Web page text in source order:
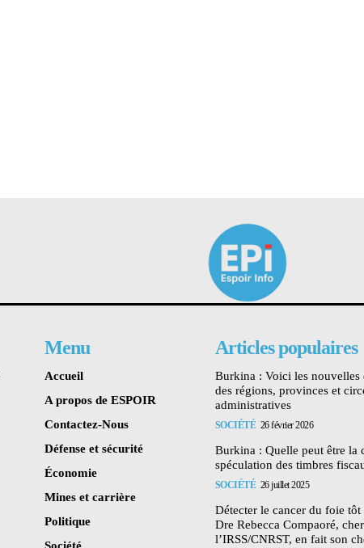
Menu
Accueil
A propos de ESPOIR
Contactez-Nous
Défense et sécurité
Économie
Mines et carrière
Politique
Articles populaires
Burkina : Voici les nouvelles
des régions, provinces et
administratives
SOCIÉTÉ 26 février 2026
Burkina : Quelle peut être la
spéculation des timbres
SOCIÉTÉ 26 juillet 2025
Détecter le cancer du foie
Dre Rebecca Compaoré,
l’IRSS/CNRST, en fait son